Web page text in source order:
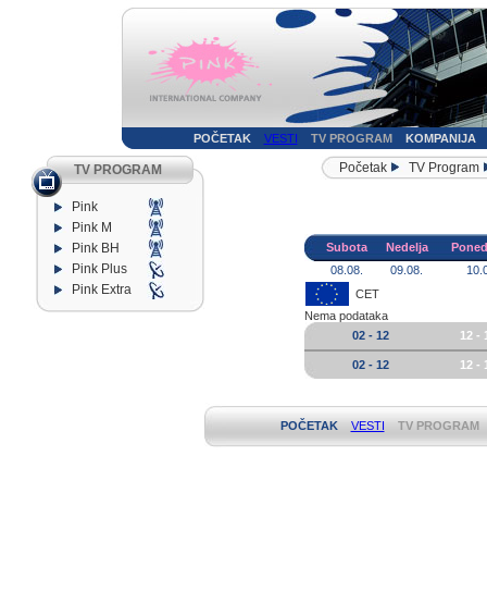
POČETAK VESTI TV PROGRAM KOMPANIJA
TV PROGRAM
Pink
Pink M
Pink BH
Pink Plus
Pink Extra
Početak TV Program
Subota Nedelja
08.08.
09.08.
CET
Nema podataka
02 - 12
12 -
02 - 12 12 -
POČETAK VESTI TV PROGRAM